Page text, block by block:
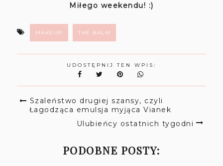
Miłego weekendu! :)
MAKEUP THE BALM
UDOSTĘPNIJ TEN WPIS:
Szaleństwo drugiej szansy, czyli
Łagodząca emulsja myjąca Vianek
Ulubieńcy ostatnich tygodni
PODOBNE POSTY: